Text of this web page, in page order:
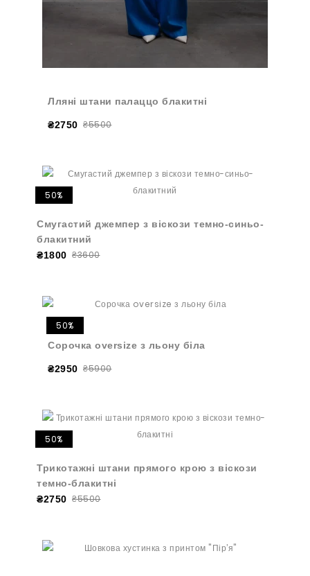
Лляні штани палаццо блакитні
₴2750 ₴5500
50%
Смугастий джемпер з віскози темно-синьо-
блакитний
₴1800 ₴3600
50%
Сорочка oversize з льону біла
₴2950 ₴5900
50%
Трикотажні штани прямого крою з віскози
темно-блакитні
₴2750 ₴5500